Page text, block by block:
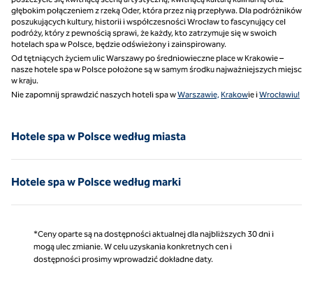
głębokim połączeniem z rzeką Oder, która przez nią przepływa. Dla podróżników
poszukujących kultury, historii i współczesności Wrocław to fascynujący cel
podróży, który z pewnością sprawi, że każdy, kto zatrzymuje się w swoich
hotelach spa w Polsce, będzie odświeżony i zainspirowany.
Od tętniących życiem ulic Warszawy po średniowieczne place w Krakowie –
nasze hotele spa w Polsce położone są w samym środku najważniejszych miejsc
w kraju.
Nie zapomnij sprawdzić naszych hoteli spa wWarszawie, Krakowie iWrocławiu!
Hotele spa w Polsce według miasta
Hotele spa w Polsce według marki
*Ceny oparte są na dostępności aktualnej dla najbliższych 30 dni i
mogą ulec zmianie. W celu uzyskania konkretnych cen i
dostępności prosimy wprowadzić dokładne daty.